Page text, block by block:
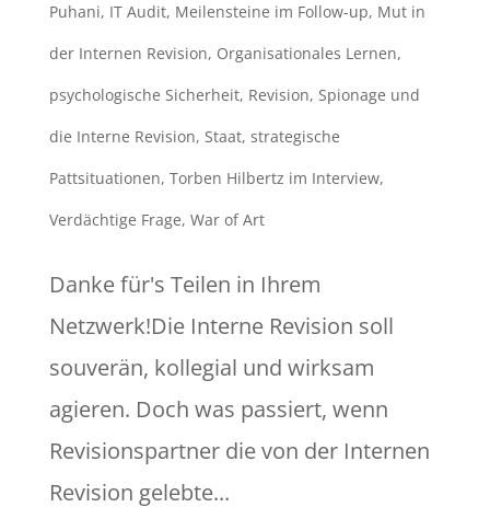
Puhani, IT Audit, Meilensteine im Follow-up, Mut in
der Internen Revision, Organisationales Lernen,
psychologische Sicherheit, Revision, Spionage und
die Interne Revision, Staat, strategische
Pattsituationen, Torben Hilbertz im Interview,
Verdächtige Frage, War of Art
Danke für's Teilen in Ihrem
Netzwerk!Die Interne Revision soll
souverän, kollegial und wirksam
agieren. Doch was passiert, wenn
Revisionspartner die von der Internen
Revision gelebte...